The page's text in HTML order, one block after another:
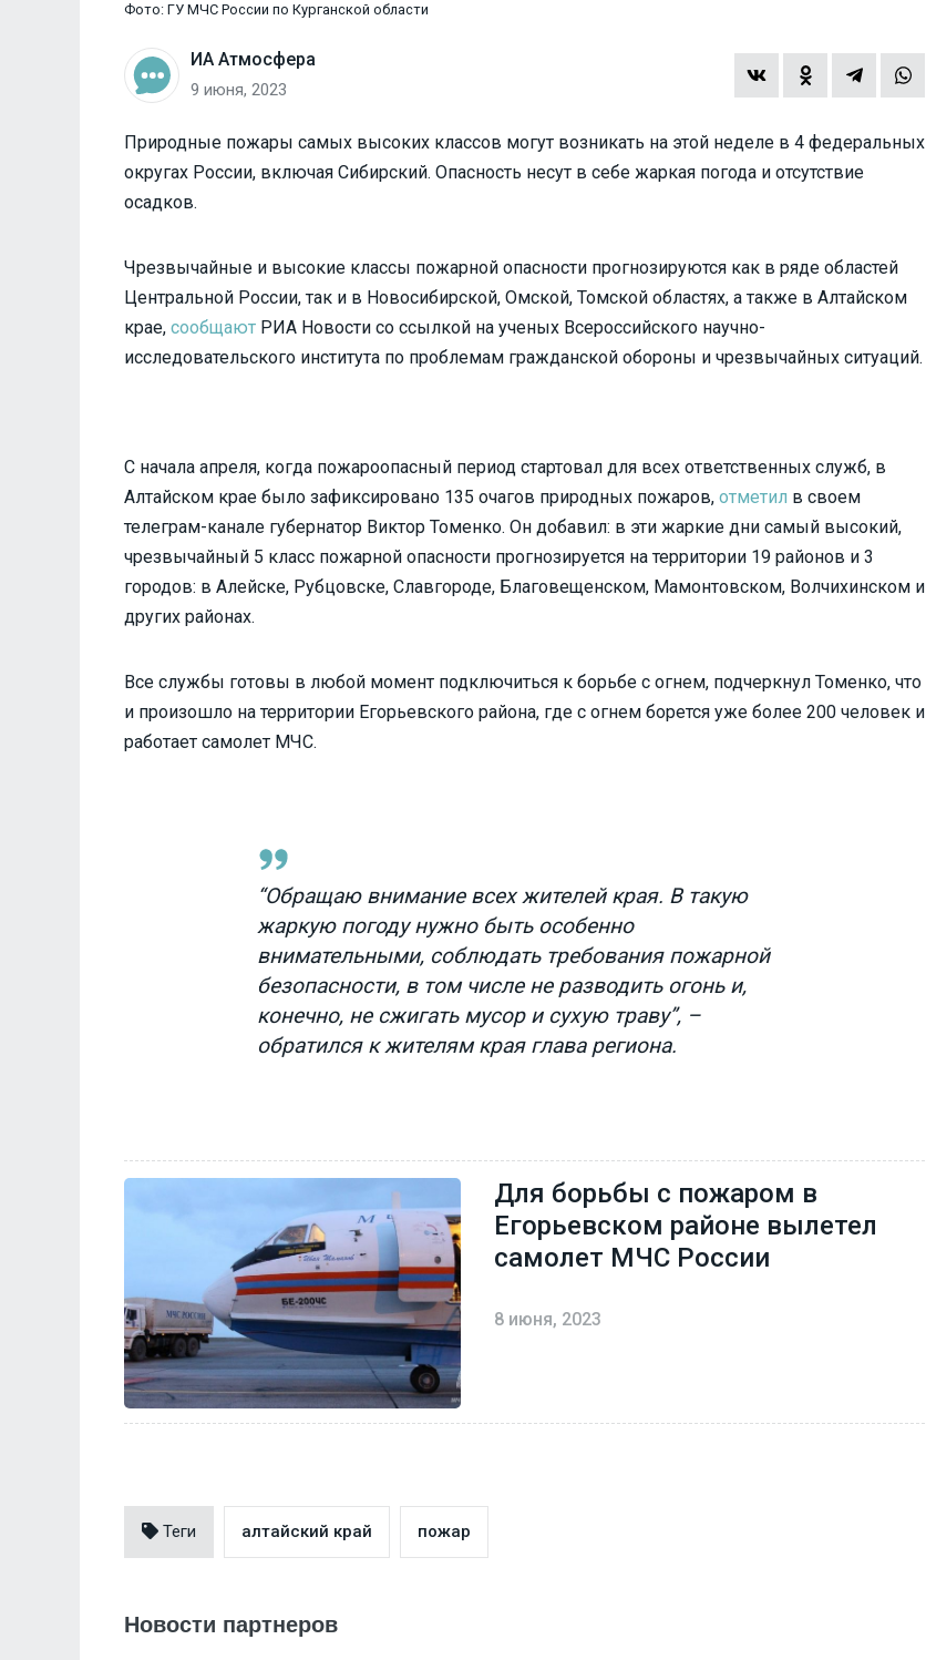
Фото: ГУ МЧС России по Курганской области
ИА Атмосфера
9 июня, 2023
Природные пожары самых высоких классов могут возникать на этой неделе в 4 федеральных
округах России, включая Сибирский. Опасность несут в себе жаркая погода и отсутствие
осадков.
Чрезвычайные и высокие классы пожарной опасности прогнозируются как в ряде областей
Центральной России, так и в Новосибирской, Омской, Томской областях, а также в Алтайском
крае, сообщают РИА Новости со ссылкой на ученых Всероссийского научно-
исследовательского института по проблемам гражданской обороны и чрезвычайных ситуаций.
С начала апреля, когда пожароопасный период стартовал для всех ответственных служб, в
Алтайском крае было зафиксировано 135 очагов природных пожаров, отметил в своем
телеграм-канале губернатор Виктор Томенко. Он добавил: в эти жаркие дни самый высокий,
чрезвычайный 5 класс пожарной опасности прогнозируется на территории 19 районов и 3
городов: в Алейске, Рубцовске, Славгороде, Благовещенском, Мамонтовском, Волчихинском и
других районах.
Все службы готовы в любой момент подключиться к борьбе с огнем, подчеркнул Томенко, что
и произошло на территории Егорьевского района, где с огнем борется уже более 200 человек и
работает самолет МЧС.
“Обращаю внимание всех жителей края. В такую
жаркую погоду нужно быть особенно
внимательными, соблюдать требования пожарной
безопасности, в том числе не разводить огонь и,
конечно, не сжигать мусор и сухую траву”, –
обратился к жителям края глава региона.
Для борьбы с пожаром в
Егорьевском районе вылетел
самолет МЧС России
8 июня, 2023
Теги алтайский край пожар
Новости партнеров